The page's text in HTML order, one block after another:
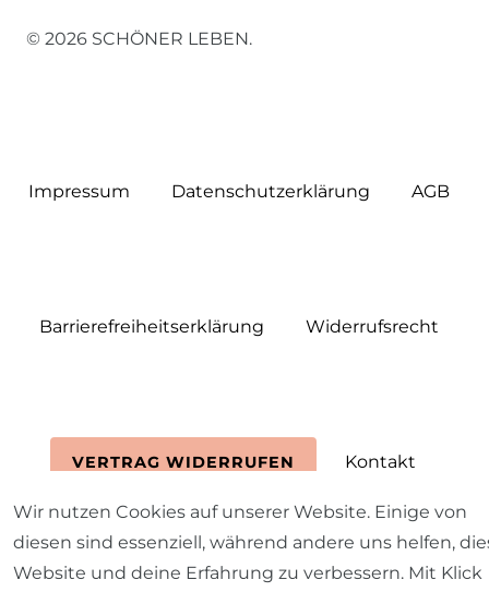
© 2026 SCHÖNER LEBEN.
Impressum Daten­schutz­erklärung AGB
Barrierefreiheitserklärung Widerrufs­recht
VERTRAG WIDERRUFEN Kontakt
Wir nutzen Cookies auf unserer Website. Einige von
diesen sind essenziell, während andere uns helfen,
Website und deine Erfahrung zu verbessern. Mit Klick